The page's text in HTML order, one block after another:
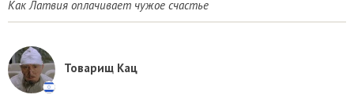
Как Латвия оплачивает чужое счастье
Товарищ Кац